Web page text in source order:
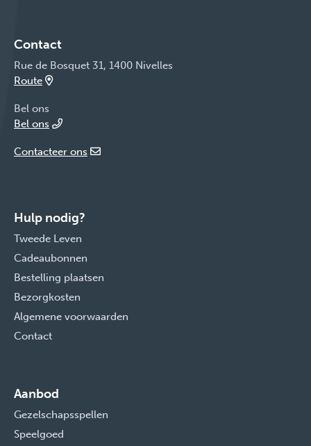
Contact
Rue de Bosquet 31, 1400 Nivelles
Route
Bel ons
Bel ons
Contacteer ons
Hulp nodig?
Tweede Leven
Cadeaubonnen
Bestelling plaatsen
Bezorgkosten
Algemene voorwaarden
Contact
Aanbod
Gezelschapsspellen
Speelgoed